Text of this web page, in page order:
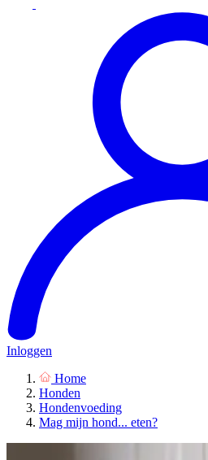
Inloggen
Home
Honden
Hondenvoeding
Mag mijn hond... eten?